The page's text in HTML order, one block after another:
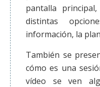
pantalla
distintas
información, la
También se
cómo es una
vídeo se ven